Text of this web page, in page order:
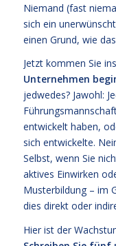
Niemand (fast
sich ein
einen Grund, wie
Jetzt kommen Sie
Unternehmen
jedwedes? Jawohl:
entwickelt haben,
sich entwickelte.
Selbst, wenn Sie
aktives Einwirken
Musterbildung – im
dies direkt oder
Hier ist der